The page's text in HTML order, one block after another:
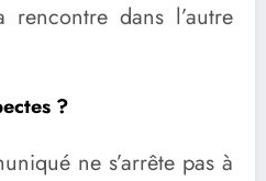
dans l’autre
?
ne s’arrête pas à